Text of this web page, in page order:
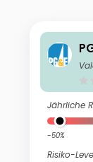
Jährliche
-50%
Risiko-